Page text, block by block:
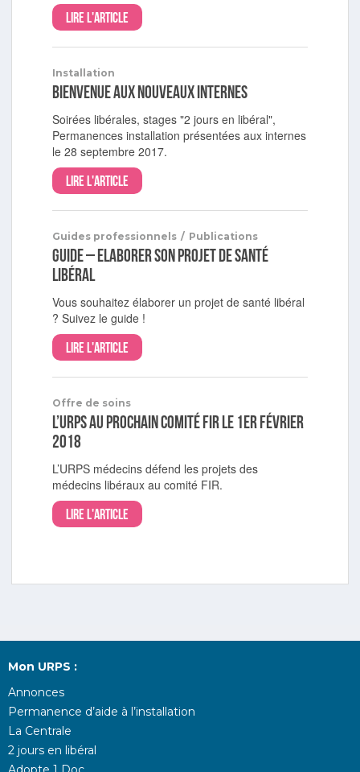
Lire l'article
Installation
Bienvenue aux nouveaux internes
Soirées libérales, stages "2 jours en libéral",
Permanences installation présentées aux internes
le 28 septembre 2017.
Lire l'article
Guides professionnels / Publications
Guide – Elaborer son projet de santé
libéral
Vous souhaitez élaborer un projet de santé libéral
? Suivez le guide !
Lire l'article
Offre de soins
L’URPS au prochain comité FIR le 1er février
2018
L’URPS médecins défend les projets des
médecins libéraux au comité FIR.
Lire l'article
Mon URPS :
Annonces
Permanence d’aide à l’installation
La Centrale
2 jours en libéral